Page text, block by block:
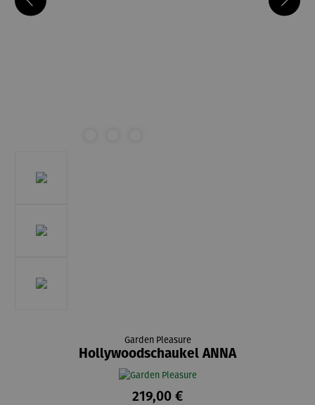
Garden Pleasure
Hollywoodschaukel ANNA
219,00 €